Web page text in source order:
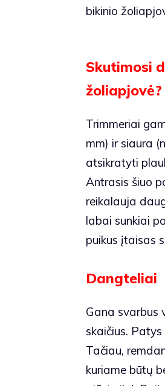
bikinio
Skutimosi
žoliapjovė?
Trimmeriai
mm) ir siaura
atsikratyti
Antrasis šiuo
reikalauja
labai sunkiai
puikus įtaisas
Dangteliai
Gana svarbus
skaičius.
Tačiau,
kuriame būtų